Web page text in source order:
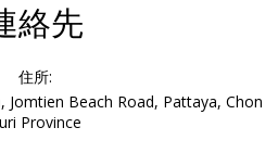
絡先
住所:
Jomtien Beach Road, Pattaya, Chon
Province